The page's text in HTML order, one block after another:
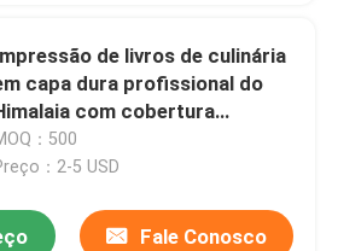
de livros de culinária
capa dura profissional do
com cobertura
fosca e páginas
4C/4C
：500
：2-5 USD
Fale Conosco